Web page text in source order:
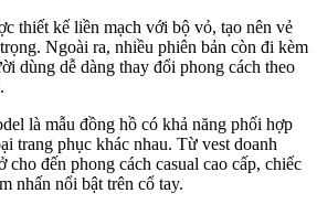
thiết kế liền mạch với bộ vỏ, tạo nên vẻ
Ngoài ra, nhiều phiên bản còn đi kèm
dùng dễ dàng thay đổi phong cách theo
là mẫu đồng hồ có khả năng phối hợp
trang phục khác nhau. Từ vest doanh
cho đến phong cách casual cao cấp, chiếc
nhấn nổi bật trên cổ tay.